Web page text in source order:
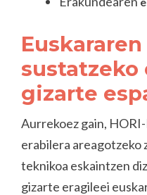
gizarte
Aurrekoez gain,
erabilera areagotzeko
teknikoa eskaintzen
gizarte eragileei